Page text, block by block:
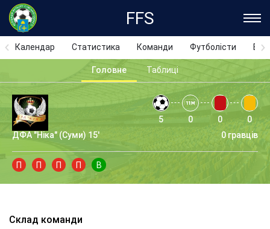
FFS
Календар Статистика Команди Футболісти
Головне Таблиці
ДФА "Ніка" (Суми) 15' 0 гравців
П П П П В
5 0 0 0
Склад команди